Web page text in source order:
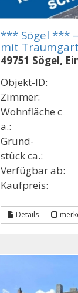
*** Sögel ***
mit
49751 Sögel,
Objekt-ID:
Zimmer:
Wohnfläche c
a.:
Grund­
stück ca.:
Verfügbar ab:
Kaufpreis:
Details